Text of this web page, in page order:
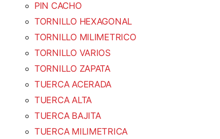
PIN CACHO
TORNILLO HEXAGONAL
TORNILLO MILIMETRICO
TORNILLO VARIOS
TORNILLO ZAPATA
TUERCA ACERADA
TUERCA ALTA
TUERCA BAJITA
TUERCA MILIMETRICA